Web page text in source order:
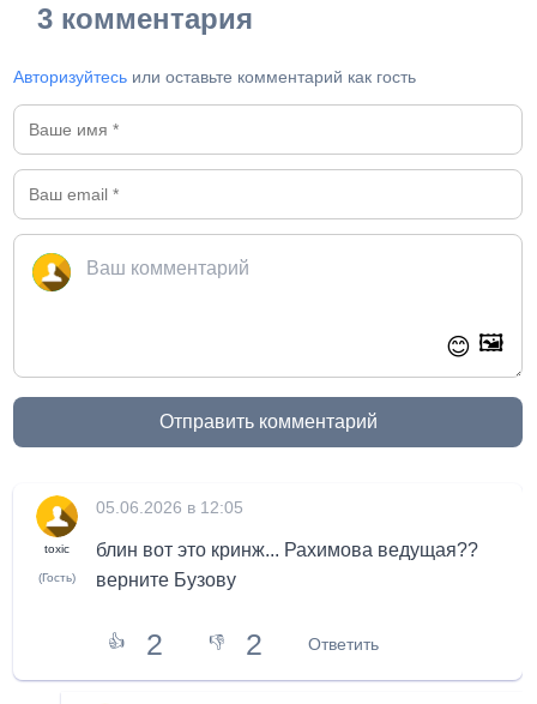
3 комментария
Авторизуйтесь или оставьте комментарий как гость
😊 🖼️
Отправить комментарий
toxic
(Гость)
05.06.2026 в 12:05
блин вот это кринж... Рахимова ведущая??
верните Бузову
👍 2 👎 2 Ответить